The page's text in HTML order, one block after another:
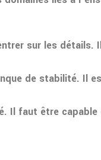
sur les
de stabilité. Il
faut être